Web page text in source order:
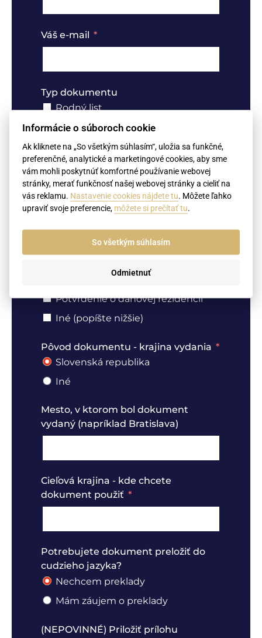
Váš e-mail
Typ dokumentu
Rodný list
Sobášny list
Úmrtný list
Rozvodový rozsudok
Výpis z registra trestov
Doklady o vzdelaní (diplomy,
dodatky, vysvedčenia, potvrdenia o
štúdiu)
Výpis z obchodného registra,
živnostenský list
Notárske podpisy (Plné moci,
Potvrdenie o daňovej rezidencii
Iné (popíšte nižšie)
Pôvod dokumentu - krajina vydania
Slovenská republika
Iné
Mesto, v ktorom bol dokument
vydaný (napríklad Bratislava)
Cieľová krajina - kde chcete
dokument použiť
Potrebujete dokument preložiť do
cudzieho jazyka?
Nechcem preklady
Mám záujem o preklady
(NEPOVINNÉ) Priložiť prílohu
Informácie o súboroch cookie
Ak kliknete na „So všetkým súhlasím“, uložia sa funkčné,
preferenčné, analytické a marketingové cookies, aby sme
vám mohli poskytnúť komfortné používanie webovej
stránky, merať funkčnosť našej webovej stránky a cieliť na
vás reklamu. Nastavenie cookies nájdete tu. Môžete ľahko
upraviť svoje preferencie, môžete si prečítať tu.
So všetkým súhlasím
Odmietnuť